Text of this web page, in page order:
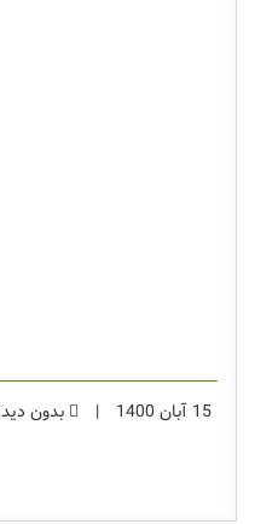
15 آبان 1400 | بدون